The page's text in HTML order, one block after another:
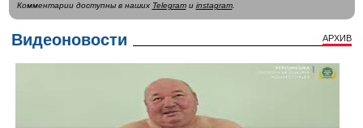
Комментарии доступны в наших Telegramи instagram.
Видеоновости АРХИВ